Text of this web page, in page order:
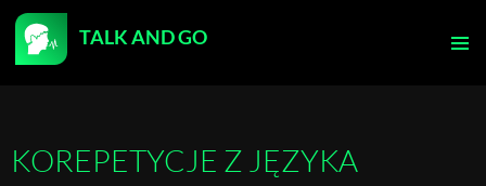
TALK AND GO
PRZEJDŹ
DO
KOREPETYCJE Z JĘZYKA